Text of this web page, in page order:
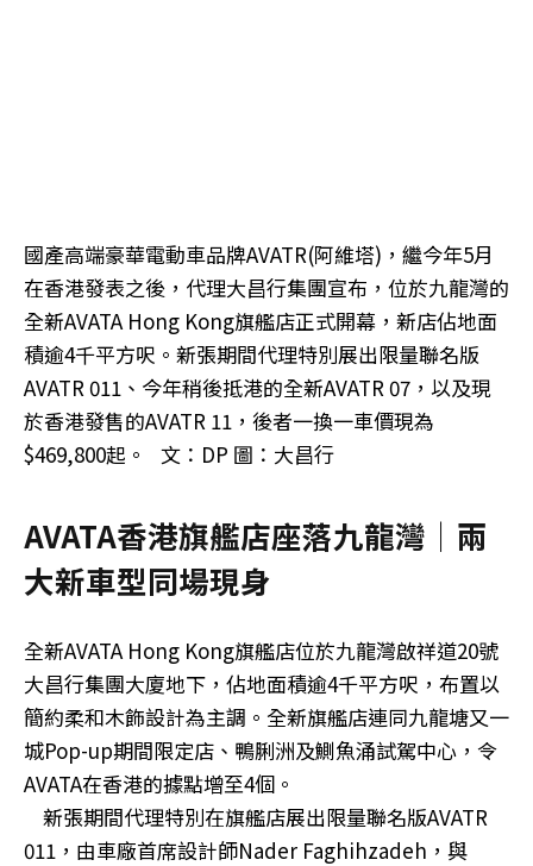
國產高端豪華電動車品牌AVATR(阿維塔)，繼今年5月
在香港發表之後，代理大昌行集團宣布，位於九龍灣的
全新AVATA Hong Kong旗艦店正式開幕，新店佔地面
積逾4千平方呎。新張期間代理特別展出限量聯名版
AVATR 011、今年稍後抵港的全新AVATR 07，以及現
於香港發售的AVATR 11，後者一換一車價現為
$469,800起。 文：DP 圖：大昌行
AVATA香港旗艦店座落九龍灣│兩
大新車型同場現身
全新AVATA Hong Kong旗艦店位於九龍灣啟祥道20號
大昌行集團大廈地下，佔地面積逾4千平方呎，布置以
簡約柔和木飾設計為主調。全新旗艦店連同九龍塘又一
城Pop-up期間限定店、鴨脷洲及鰂魚涌試駕中心，令
AVATA在香港的據點增至4個。
新張期間代理特別在旗艦店展出限量聯名版AVATR
011，由車廠首席設計師Nader Faghihzadeh，與